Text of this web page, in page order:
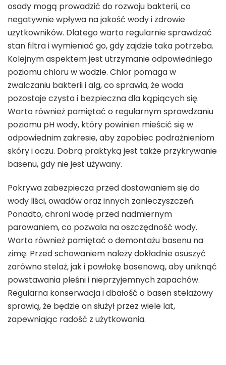
osady mogą prowadzić do rozwoju bakterii, co
negatywnie wpływa na jakość wody i zdrowie
użytkowników. Dlatego warto regularnie sprawdzać
stan filtra i wymieniać go, gdy zajdzie taka potrzeba.
Kolejnym aspektem jest utrzymanie odpowiedniego
poziomu chloru w wodzie. Chlor pomaga w
zwalczaniu bakterii i alg, co sprawia, że woda
pozostaje czysta i bezpieczna dla kąpiących się.
Warto również pamiętać o regularnym sprawdzaniu
poziomu pH wody, który powinien mieścić się w
odpowiednim zakresie, aby zapobiec podrażnieniom
skóry i oczu. Dobrą praktyką jest także przykrywanie
basenu, gdy nie jest używany.
Pokrywa zabezpiecza przed dostawaniem się do
wody liści, owadów oraz innych zanieczyszczeń.
Ponadto, chroni wodę przed nadmiernym
parowaniem, co pozwala na oszczędność wody.
Warto również pamiętać o demontażu basenu na
zimę. Przed schowaniem należy dokładnie osuszyć
zarówno stelaż, jak i powłokę basenową, aby uniknąć
powstawania pleśni i nieprzyjemnych zapachów.
Regularna konserwacja i dbałość o basen stelażowy
sprawią, że będzie on służył przez wiele lat,
zapewniając radość z użytkowania.